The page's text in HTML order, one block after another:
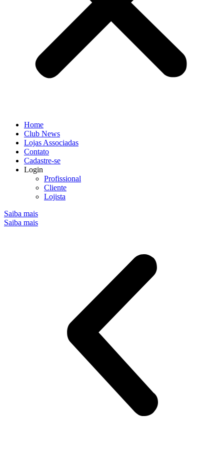
Home
Club News
Lojas Associadas
Contato
Cadastre-se
Login
Profissional
Cliente
Lojista
Saiba mais
Saiba mais